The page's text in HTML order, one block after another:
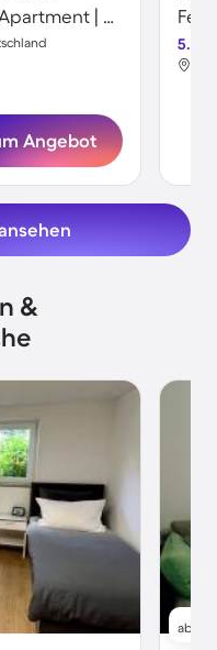
Familienorientiertes tolles Apartment | Gartenblick
Angebot
5.0
&
ab